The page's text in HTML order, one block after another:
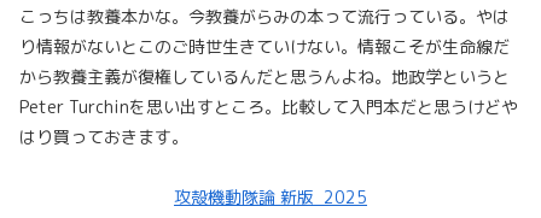
こっちは教養本かな。今教養がらみの本って流行っている。やは
り情報がないとこのご時世生きていけない。情報こそが生命線だ
から教養主義が復権しているんだと思うんよね。地政学というと
Peter Turchinを思い出すところ。比較して入門本だと思うけどや
はり買っておきます。
攻殻機動隊論 新版_2025